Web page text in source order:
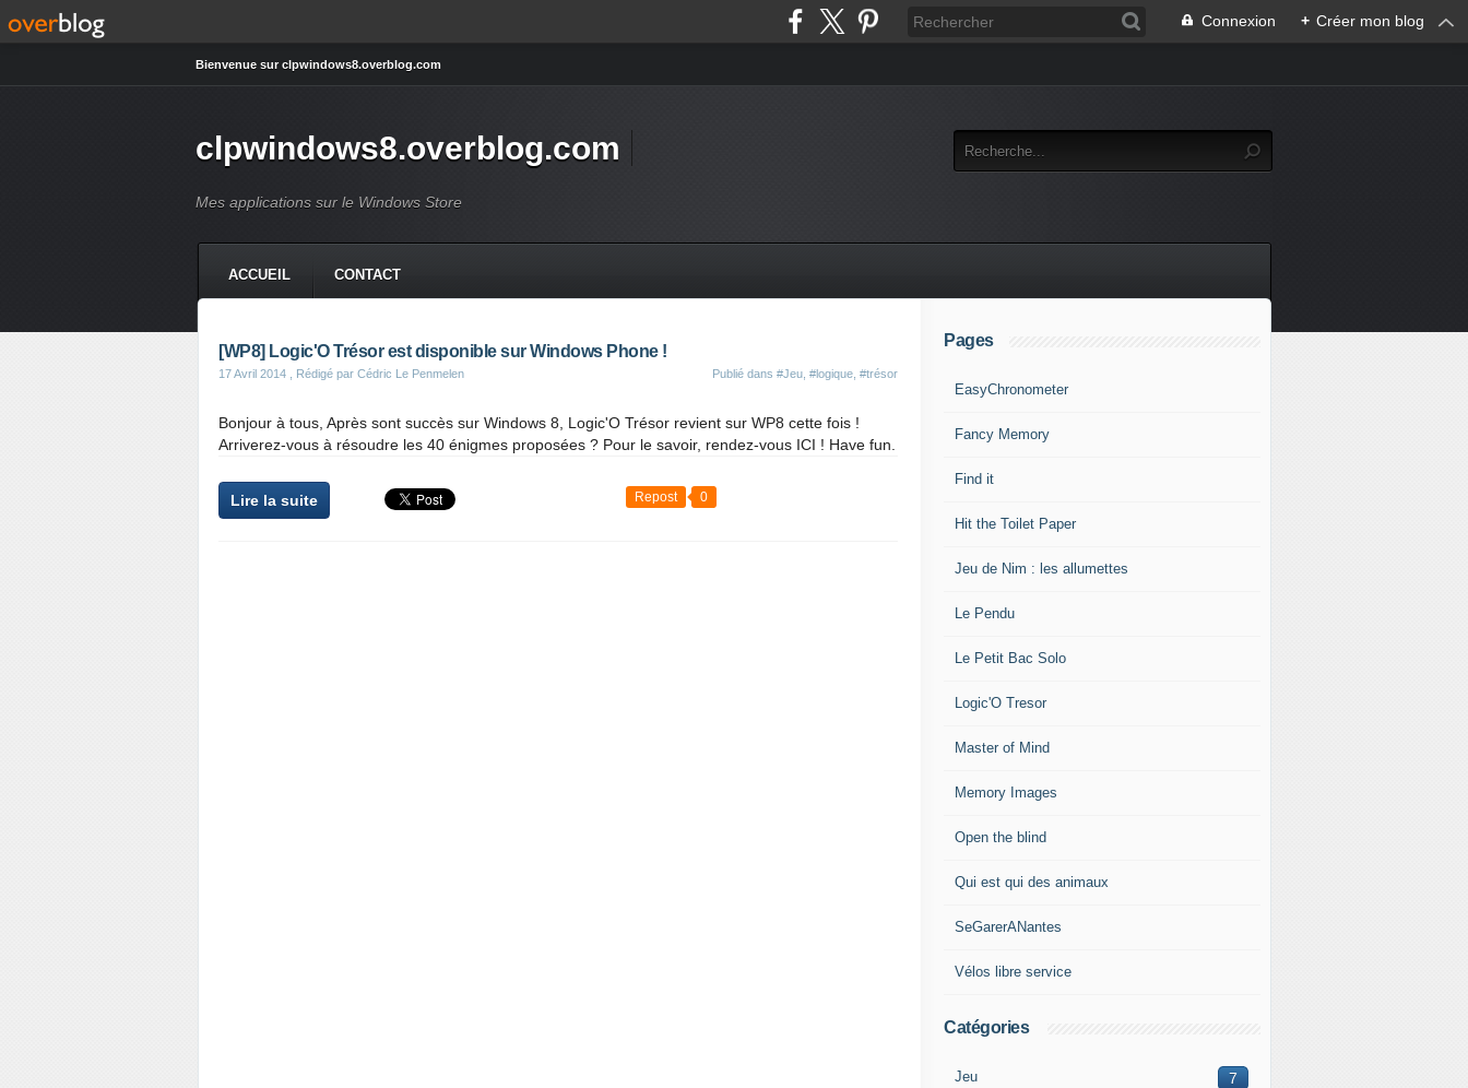
Connexion + Créer mon blog
Bienvenue sur clpwindows8.overblog.com
clpwindows8.overblog.com
Mes applications sur le Windows Store
ACCUEIL CONTACT
[WP8] Logic'O Trésor est disponible sur Windows Phone !
17 Avril 2014 , Rédigé par Cédric Le Penmelen Publié dans #Jeu #logique #trésor
Bonjour à tous, Après sont succès sur Windows 8, Logic'O Trésor revient sur WP8 cette fois !
Arriverez-vous à résoudre les 40 énigmes proposées ? Pour le savoir, rendez-vous ICI ! Have fun.
Lire la suite Repost 0
Pages
EasyChronometer
Fancy Memory
Find it
Hit the Toilet Paper
Jeu de Nim : les allumettes
Le Pendu
Le Petit Bac Solo
Logic'O Tresor
Master of Mind
Memory Images
Open the blind
Qui est qui des animaux
SeGarerANantes
Vélos libre service
Catégories
7
Jeu